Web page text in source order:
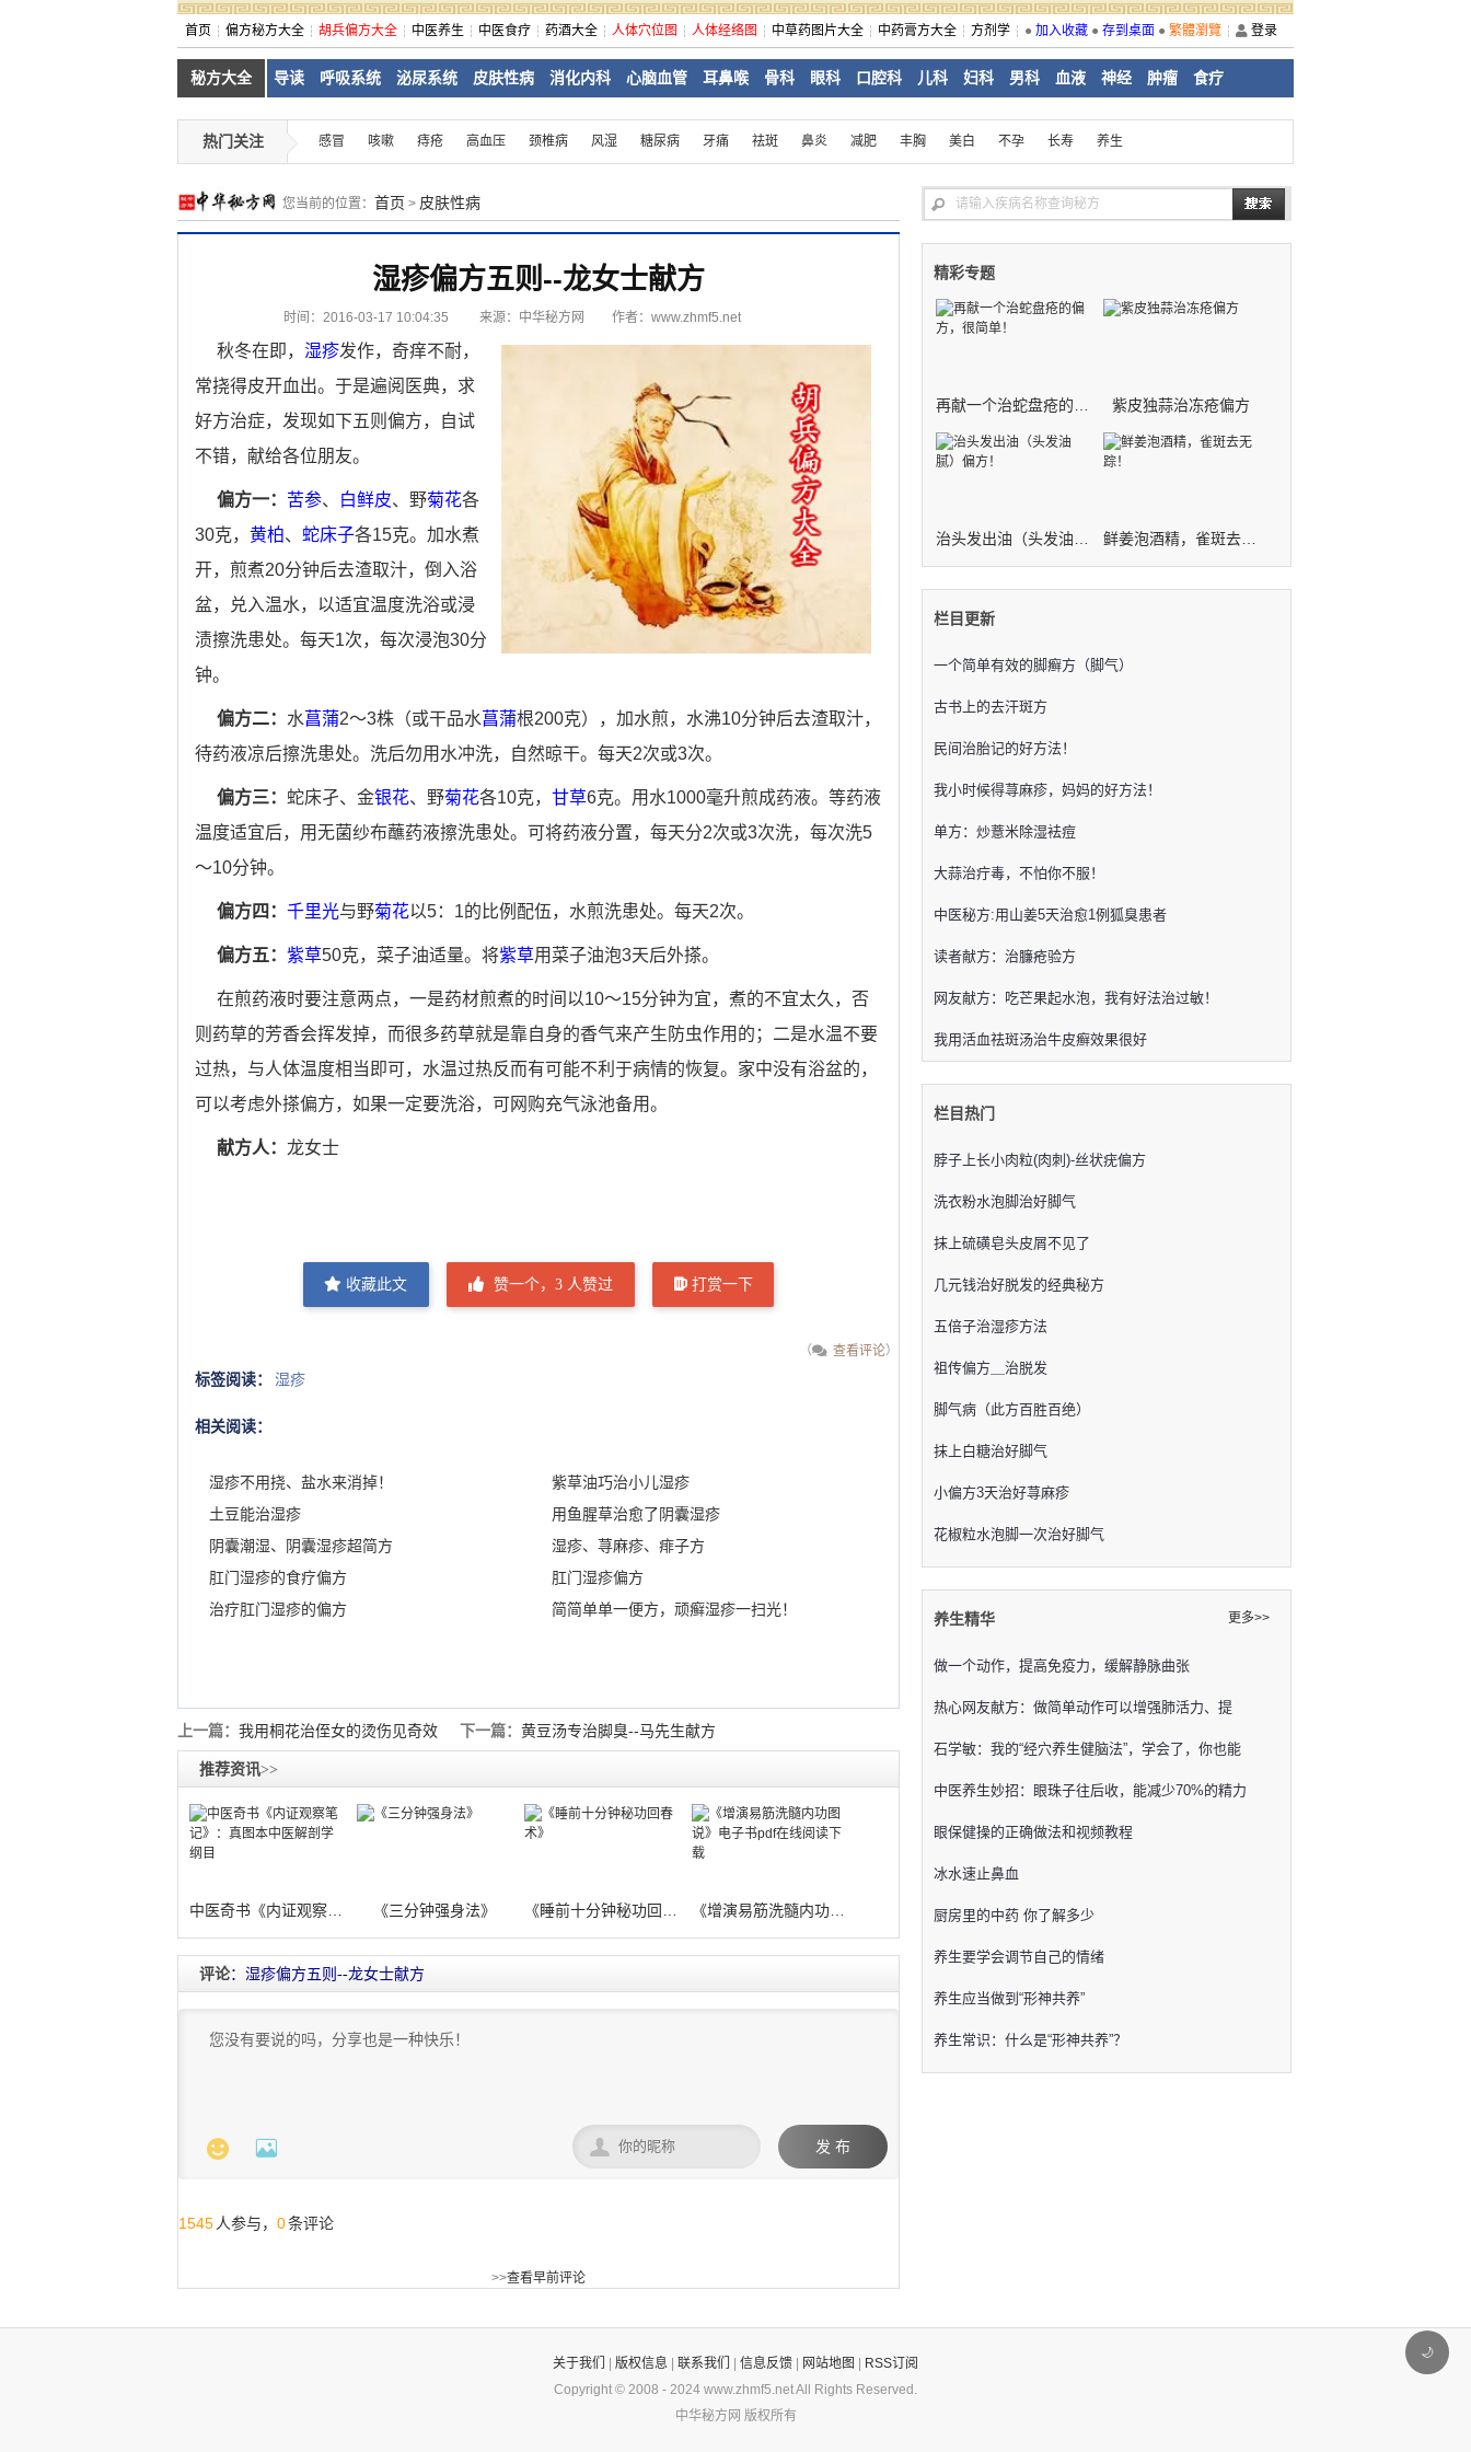
首页 偏方秘方大全 胡兵偏方大全 中医养生 中医食疗 药酒大全 人体穴位图 人体经络图 中草药图片大全 中药膏方大全 方剂学 ● 加入收藏 ● 存到桌面 ● 繁體瀏覽 登录
秘方大全 导读 呼吸系统 泌尿系统 皮肤性病 消化内科 心脑血管 耳鼻喉 骨科 眼科 口腔科 儿科 妇科 男科 血液 神经 肿瘤 食疗
热门关注 感冒 咳嗽 痔疮 高血压 颈椎病 风湿 糖尿病 牙痛 祛斑 鼻炎 减肥 丰胸 美白 不孕 长寿 养生
您当前的位置： 首页 > 皮肤性病
湿疹偏方五则--龙女士献方
时间：2016-03-17 10:04:35 来源： 中华秘方网 作者：www.zhmf5.net
秋冬在即， 湿疹发作，奇痒不耐，
常挠得皮开血出。于是遍阅医典，求
好方治症，发现如下五则偏方，自试
不错，献给各位朋友。
偏方一： 苦参、 白鲜皮、野菊花各
30克， 黄柏、 蛇床子各15克。加水煮
开，煎煮20分钟后去渣取汁，倒入浴
盆，兑入温水，以适宜温度洗浴或浸
渍擦洗患处。每天1次，每次浸泡30分
钟。
偏方二： 水菖蒲2～3株（或干品水菖蒲根200克），加水煎，水沸10分钟后去渣取汁，
待药液凉后擦洗患处。洗后勿用水冲洗，自然晾干。每天2次或3次。
偏方三： 蛇床孑、金银花、野菊花各10克， 甘草6克。用水1000毫升煎成药液。等药液
温度适宜后，用无菌纱布蘸药液擦洗患处。可将药液分置，每天分2次或3次洗，每次洗5
～10分钟。
偏方四： 千里光与野菊花以5：1的比例配伍，水煎洗患处。每天2次。
偏方五： 紫草50克，菜子油适量。将紫草用菜子油泡3天后外搽。
在煎药液时要注意两点，一是药材煎煮的时间以10～15分钟为宜，煮的不宜太久，否
则药草的芳香会挥发掉，而很多药草就是靠自身的香气来产生防虫作用的；二是水温不要
过热，与人体温度相当即可，水温过热反而有可能不利于病情的恢复。家中没有浴盆的，
可以考虑外搽偏方，如果一定要洗浴，可网购充气泳池备用。
献方人： 龙女士
收藏此文 赞一个， 3 人赞过 打赏一下
（ 查看评论）
标签阅读： 湿疹
相关阅读：
湿疹不用挠、盐水来消掉！
紫草油巧治小儿湿疹
土豆能治湿疹
用鱼腥草治愈了阴囊湿疹
阴囊潮湿、阴囊湿疹超简方
湿疹、荨麻疹、痱子方
肛门湿疹的食疗偏方
肛门湿疹偏方
治疗肛门湿疹的偏方
简简单单一便方，顽癣湿疹一扫光！
上一篇： 我用桐花治侄女的烫伤见奇效 下一篇： 黄豆汤专治脚臭--马先生献方
推荐资讯>>
《三分钟强身法》
评论：湿疹偏方五则--龙女士献方
  发 布

1545 人参与， 0条评论
>>查看早前评论
精彩专题
紫皮独蒜治冻疮偏方
栏目更新
一个简单有效的脚癣方（脚气）
古书上的去汗斑方
民间治胎记的好方法！
我小时候得荨麻疹，妈妈的好方法！
单方：炒薏米除湿袪痘
大蒜治疔毒，不怕你不服！
​中医秘方:用山姜5天治愈1例狐臭患者
读者献方：治臁疮验方
网友献方：吃芒果起水泡，我有好法治过敏！
我用活血祛斑汤治牛皮癣效果很好
栏目热门
脖子上长小肉粒(肉刺)-丝状疣偏方
洗衣粉水泡脚治好脚气
抹上硫磺皂头皮屑不见了
几元钱治好脱发的经典秘方
五倍子治湿疹方法
祖传偏方＿治脱发
脚气病（此方百胜百绝）
抹上白糖治好脚气
小偏方3天治好荨麻疹
花椒粒水泡脚一次治好脚气
养生精华
做一个动作，提高免疫力，缓解静脉曲张
热心网友献方：做简单动作可以增强肺活力、提
石学敏：我的“经穴养生健脑法”，学会了，你也能
中医养生妙招：眼珠子往后收，能减少70%的精力
眼保健操的正确做法和视频教程
冰水速止鼻血
厨房里的中药 你了解多少
养生要学会调节自己的情绪
养生应当做到“形神共养”
养生常识：什么是“形神共养”？
更多>>
关于我们 版权信息 联系我们 信息反馈 网站地图
RSS订阅
Copyright © 2008 - 2024 www.zhmf5.netAll Rights Reserved.
中华秘方网 版权所有
🌙